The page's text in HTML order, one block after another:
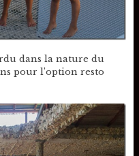
dans la nature du
pour l’option resto